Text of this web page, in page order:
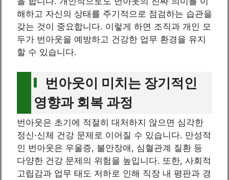
해하고 자신의 상태를 주기적으로 점검하는 습관을
갖는 것이 중요합니다. 이렇게 하면 조직과 개인 모
두가 번아웃을 예방하고 건강한 업무 환경을 유지
할 수 있습니다.
번아웃이 미치는 장기적인
영향과 회복 과정
번아웃은 초기에 적절히 대처하지 않으면 심각한
정신·신체 건강 문제로 이어질 수 있습니다. 만성적
인 번아웃은 우울증, 불안장애, 심혈관계 질환 등
다양한 건강 문제의 위험을 높입니다. 또한, 사회적
고립감과 업무 태도 저하로 인해 직장 내 평판과 경